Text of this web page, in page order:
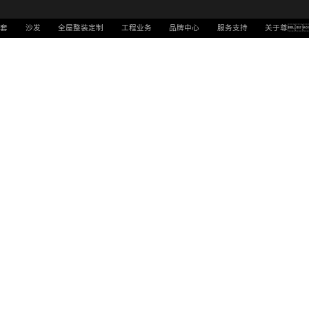
沙发 全屋整装定制 工程业务 品牌中心 服务支持 关于尊